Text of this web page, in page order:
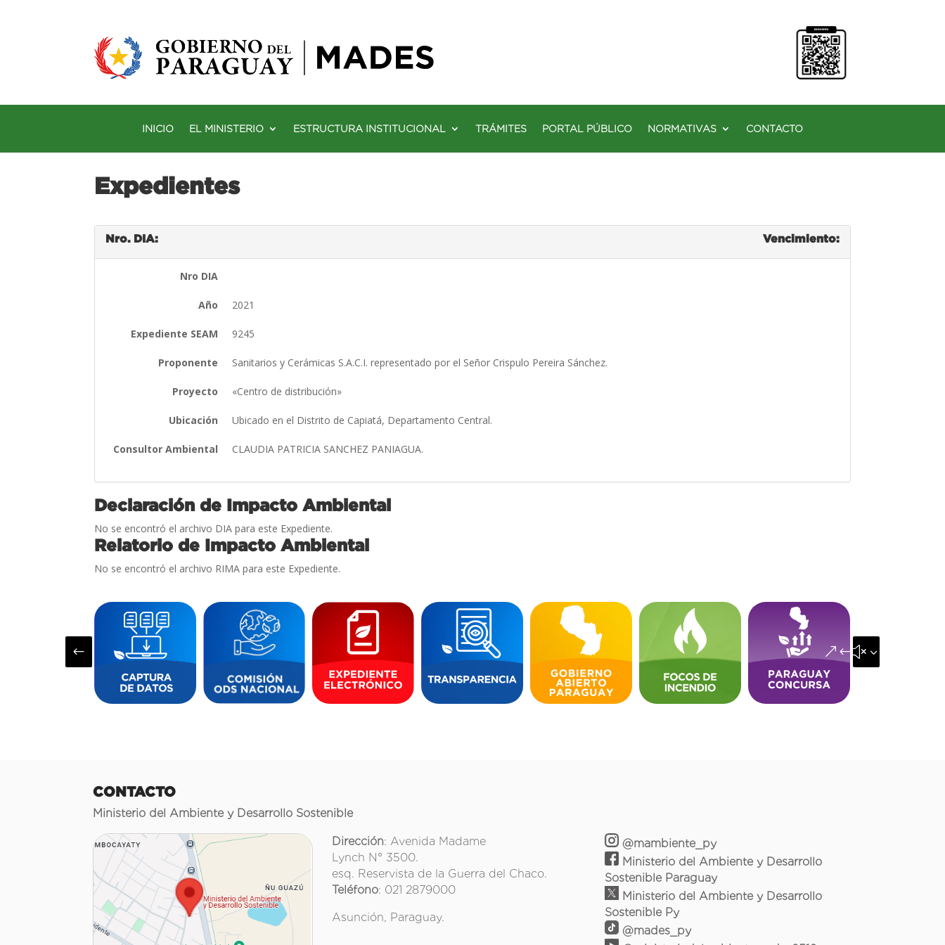
INICIO EL MINISTERIO ESTRUCTURA INSTITUCIONAL TRÁMITES PORTAL PÚBLICO NORMATIVAS CONTACTO
Expedientes
Nro. DIA: Vencimiento:
Nro DIA
Año 2021
Expediente SEAM 9245
Proponente Sanitarios y Cerámicas S.A.C.I. representado por el Señor Crispulo Pereira Sánchez.
Proyecto «Centro de distribución»
Ubicación Ubicado en el Distrito de Capiatá, Departamento Central.
Consultor Ambiental CLAUDIA PATRICIA SANCHEZ PANIAGUA.
Declaración de Impacto Ambiental
No se encontró el archivo DIA para este Expediente.
Relatorio de Impacto Ambiental
No se encontró el archivo RIMA para este Expediente.
# &#x35;
CONTACTO
Ministerio del Ambiente y Desarrollo Sostenible
Dirección: Avenida Madame
Lynch N° 3500.
esq. Reservista de la Guerra del Chaco.
Teléfono: 021 2879000
Asunción, Paraguay.
@mambiente_py
Ministerio del Ambiente y Desarrollo
Sostenible Paraguay
Ministerio del Ambiente y Desarrollo
Sostenible Py
@mades_py